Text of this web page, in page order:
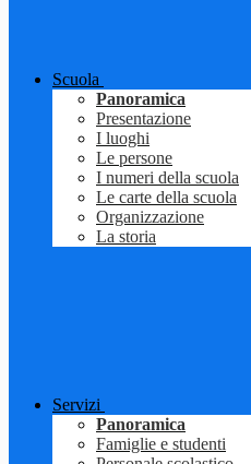
Scuola
Panoramica
Presentazione
I luoghi
Le persone
I numeri della scuola
Le carte della scuola
Organizzazione
La storia
Servizi
Panoramica
Famiglie e studenti